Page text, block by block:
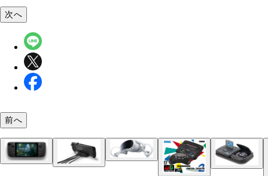
Steam Deck KOMODO／5万9800円から／12月17
Steam Deck ドッキングステーション KOMODO／
ル）
メガドラタワーミニ2 セガ／4950円
次へ
前へ